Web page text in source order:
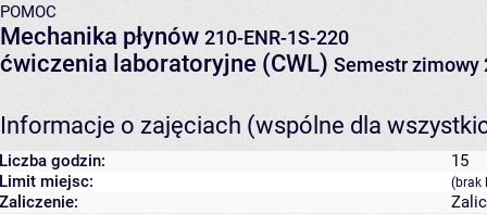
POMOC
Mechanika płynów 210-ENR-1S-220
ćwiczenia laboratoryjne (CWL) Semestr zimowy
Informacje o zajęciach (wspólne dla
Liczba godzin:
15
Limit miejsc:
(brak
Zaliczenie: